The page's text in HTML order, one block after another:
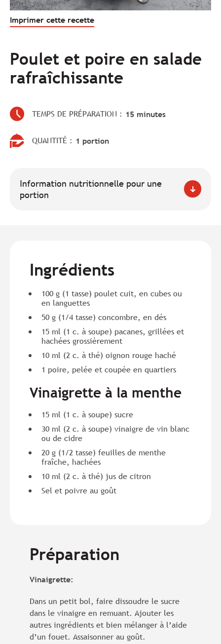
Imprimer cette recette
Poulet et poire en salade
rafraîchissante
TEMPS DE PRÉPARATION : 15 minutes
QUANTITÉ : 1 portion
Information nutritionnelle pour une
portion
Ingrédients
100 g (1 tasse) poulet cuit, en cubes ou
en languettes
50 g (1/4 tasse) concombre, en dés
15 ml (1 c. à soupe) pacanes, grillées et
hachées grossièrement
10 ml (2 c. à thé) oignon rouge haché
1 poire, pelée et coupée en quartiers
Vinaigrette à la menthe
15 ml (1 c. à soupe) sucre
30 ml (2 c. à soupe) vinaigre de vin blanc
ou de cidre
20 g (1/2 tasse) feuilles de menthe
fraîche, hachées
10 ml (2 c. à thé) jus de citron
Sel et poivre au goût
Préparation
Vinaigrette:
Dans un petit bol, faire dissoudre le sucre
dans le vinaigre en remuant. Ajouter les
autres ingrédients et bien mélanger à l’aide
d’un fouet. Assaisonner au goût.